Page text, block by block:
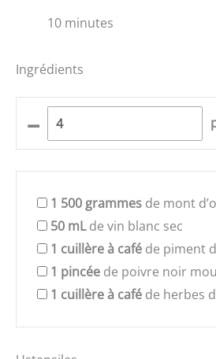
10 minutes
Ingrédients
–
1 500 grammes de mont
50 mLde vin blanc sec
1 cuillère à café de piment
1 pincée de poivre noir
1 cuillère à café de herbes